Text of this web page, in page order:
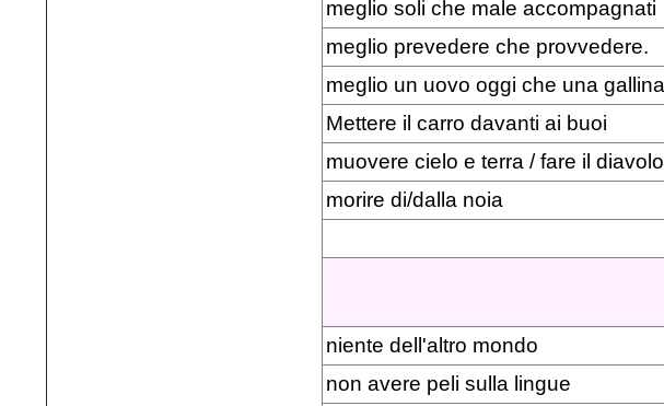
meglio soli che male accompagnati
meglio prevedere che provvedere.
meglio un uovo oggi che una
Mettere il carro davanti ai buoi
muovere cielo e terra / fare il
morire di/dalla noia
niente dell'altro mondo
non avere peli sulla lingue